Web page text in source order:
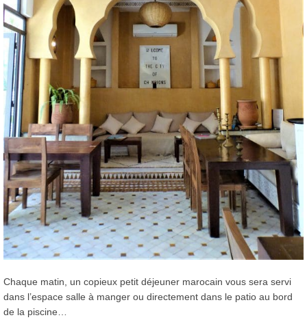
Chaque matin, un copieux petit déjeuner marocain vous sera servi
dans l’espace salle à manger ou directement dans le patio au bord
de la piscine…